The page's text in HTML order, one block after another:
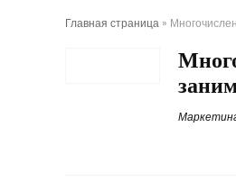
Главная страница »